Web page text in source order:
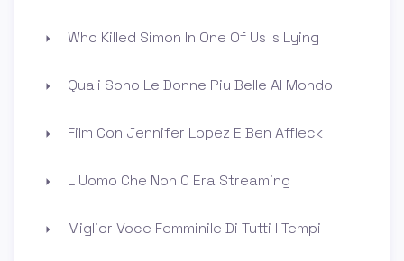
Who Killed Simon In One Of Us Is Lying
Quali Sono Le Donne Piu Belle Al Mondo
Film Con Jennifer Lopez E Ben Affleck
L Uomo Che Non C Era Streaming
Miglior Voce Femminile Di Tutti I Tempi